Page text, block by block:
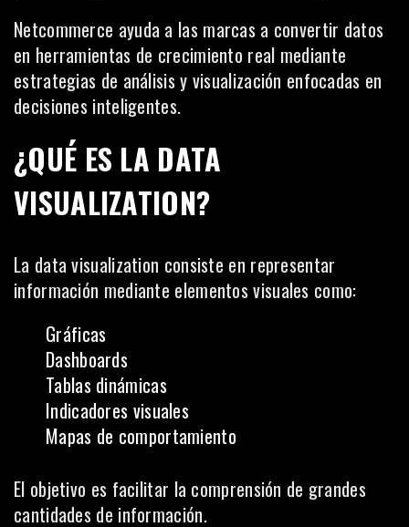
Netcommerce ayuda a las marcas a convertir datos
en herramientas de crecimiento real mediante
estrategias de análisis y visualización enfocadas en
decisiones inteligentes.
¿QUÉ ES LA DATA
VISUALIZATION?
La data visualization consiste en representar
información mediante elementos visuales como:
Gráficas
Dashboards
Tablas dinámicas
Indicadores visuales
Mapas de comportamiento
El objetivo es facilitar la comprensión de grandes
cantidades de información.